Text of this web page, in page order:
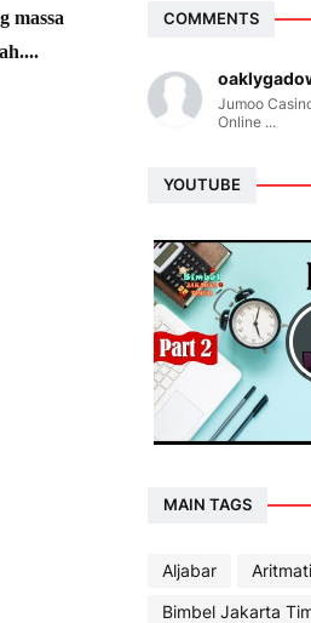
massa
COMMENTS
Jumoo
Online ...
YOUTUBE
MAIN TAGS
Aljabar
Bimbel Jakarta